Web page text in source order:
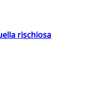
rischiosa